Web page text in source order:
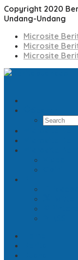
Copyright 2020
Undang-Undang
Microsite
Microsite
Microsite